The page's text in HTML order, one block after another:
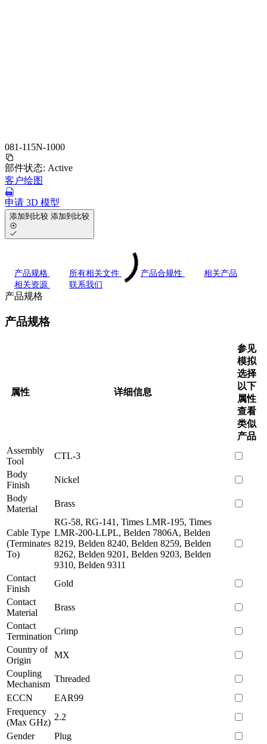
081-115N-1000
部件状态: Active
客户绘图
申请 3D 模型
添加到比较 添加到比较
产品规格 所有相关文件 产品合规性
相关产品
相关资源
联系我们
产品规格
产品规格
属性 详细信息
参见
模拟
选择
以下
属性
查看
类似
产品
Assembly
Tool
CTL-3
Body
Finish
Nickel
Body
Material
Brass
Cable Type
(Terminates
To)
RG-58, RG-141, Times LMR-195, Times
LMR-200-LLPL, Belden 7806A, Belden
8219, Belden 8240, Belden 8259, Belden
8262, Belden 9201, Belden 9203, Belden
9310, Belden 9311
Contact
Finish
Gold
Contact
Material
Brass
Contact
Termination
Crimp
Country of
Origin
MX
Coupling
Mechanism
Threaded
ECCN
EAR99
Frequency
(Max GHz)
2.2
Gender
Plug